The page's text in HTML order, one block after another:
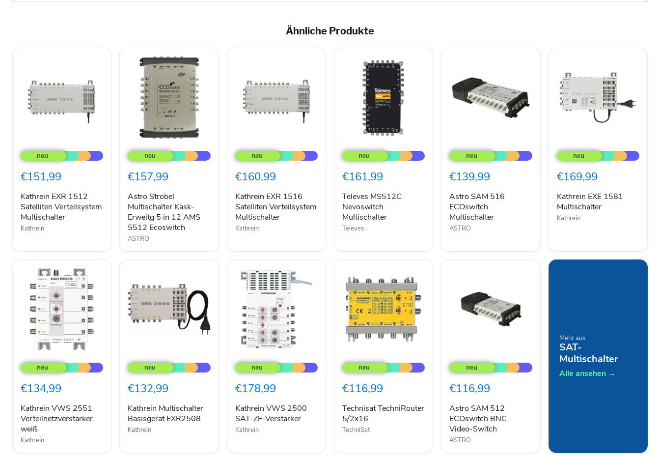
Ähnliche Produkte
EXR
1512
Verteilsystem
€151,99
Kathrein EXR 1512
Satelliten Verteilsystem
Multischalter
Kathrein
Strobel
Multischalter
Erweitg
in
12
AMS
5512
Ecoswitch
€157,99
Astro Strobel
Multischalter Kask-
Erweitg 5 in 12 AMS
5512 Ecoswitch
ASTRO
EXR
1516
Verteilsystem
€160,99
Kathrein EXR 1516
Satelliten Verteilsystem
Multischalter
Kathrein
MS512C
Nevoswitch
€161,99
Televes MS512C
Nevoswitch
Multischalter
Televes
SAM
516
Multischalter
€139,99
Astro SAM 516
ECOswitch
Multischalter
ASTRO
EXE
1581
€169,99
Kathrein EXE 1581
Multischalter
Kathrein
VWS
2551
weiß
€134,99
Kathrein VWS 2551
Verteilnetzverstärker
weiß
Kathrein
Multischalter
Basisgerät
€132,99
Kathrein Multischalter
Basisgerät EXR2508
Kathrein
VWS
2500
ZF-
€178,99
Kathrein VWS 2500
SAT-ZF-Verstärker
Kathrein
TechniRouter
5/2x16
€116,99
Technisat TechniRouter
5/2x16
TechniSat
SAM
512
BNC
Switch
€116,99
Astro SAM 512
ECOswitch BNC
Video-Switch
ASTRO
Mehr aus
SAT-
Multischalter
Alle ansehen →